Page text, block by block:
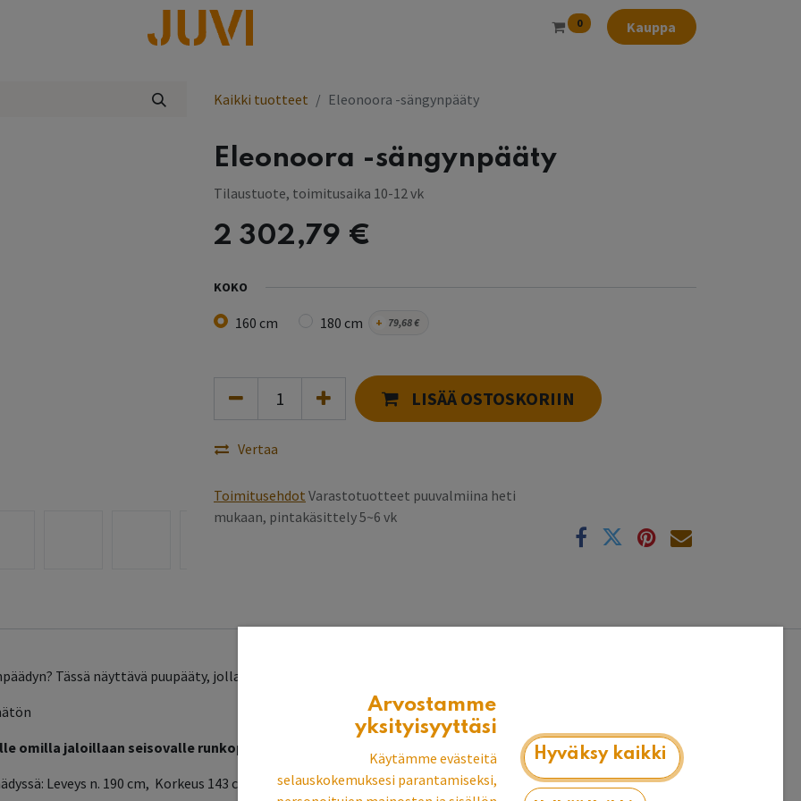
0 Kauppa
Kaikki tuotteet Eleonoora -sängynpääty
Eleonoora -sängynpääty
Tilaustuote, toimitusaika 10-12 vk
2 302,79 €
KOKO
160 cm 180 cm + 79,68€
LISÄÄ OSTOSKORIIN
Vertaa
Toimitusehdot Varastotuotteet puuvalmiina heti
mukaan, pintakäsittely 5~6 vk
Tässä näyttävä puupääty, jolla saat upean ilmeen makuuhuoneeseesi!
omilla jaloillaan seisovalle runkopatjalle tai sängyrungolle.
Leveys n. 190 cm, Korkeus 143 cm (korkein kohta päädystä).
Arvostamme
yksityisyyttäsi
Käytämme evästeitä
selauskokemuksesi parantamiseksi,
Hyväksy kaikki